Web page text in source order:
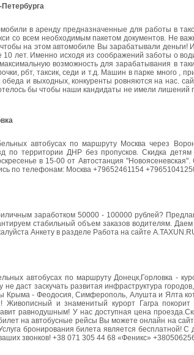
в аренду предназначенные для работы в
со всем необходимым пакетом документов. Не
на этом автомобиле Вы зарабатывали
лет. Именно исходя из соображений заботы о
возможность для зарабатывания в
рбт, таксик, седи и т.д. Машин в парке много
и выходных, конкуренты ровняются на нас.
бы чтобы наши кандидаты не имели
автобусах по маршруту Москва через
по территории ДНР без пропусков. Скидка
в 15-00 от Автостанция
по телефонам: Москва +79652461154
заработком 50000 - 100000 рублей?
стабильный объем заказов водителям.
Анкету в разделе Работа на сайте
автобусах по маршруту Донецк,Горловка -
даст заскучать развитая инфраструктура
Крыма - Феодосия, Симферополь, Алушта и Ялта
Живописный и знаменитый курорт Гагра
равнодушным! У нас доступная цена
на автобусные рейсы Вы можете онлайн на
бронирования билета является бесплатной!
звонков! +38 071 305 44 68 «Феникс»